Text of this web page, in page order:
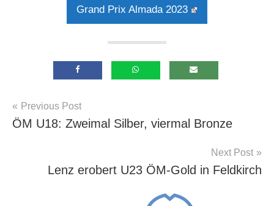
Grand Prix Almada 2023
Allgemein
Beitragsnavigation
Previous Post
ÖM U18: Zweimal Silber, viermal Bronze
Next Post
Lenz erobert U23 ÖM-Gold in Feldkirch